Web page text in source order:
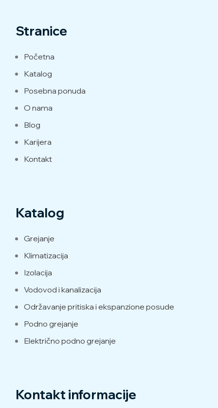
Stranice
Početna
Katalog
Posebna ponuda
O nama
Blog
Karijera
Kontakt
Katalog
Grejanje
Klimatizacija
Izolacija
Vodovod i kanalizacija
Održavanje pritiska i ekspanzione posude
Podno grejanje
Električno podno grejanje
Kontakt informacije